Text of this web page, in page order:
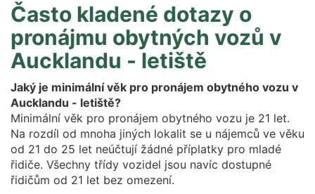
Často kladené dotazy o
pronájmu obytných vozů v
Aucklandu - letiště
Jaký je minimální věk pro pronájem obytného vozu v
Aucklandu - letiště?
Minimální věk pro pronájem obytného vozu je 21 let.
Na rozdíl od mnoha jiných lokalit se u nájemců ve věku
od 21 do 25 let neúčtují žádné příplatky pro mladé
řidiče. Všechny třídy vozidel jsou navíc dostupné
řidičům od 21 let bez omezení.